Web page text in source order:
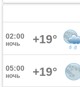
02:00
ночь +19°
05:00
ночь +19°